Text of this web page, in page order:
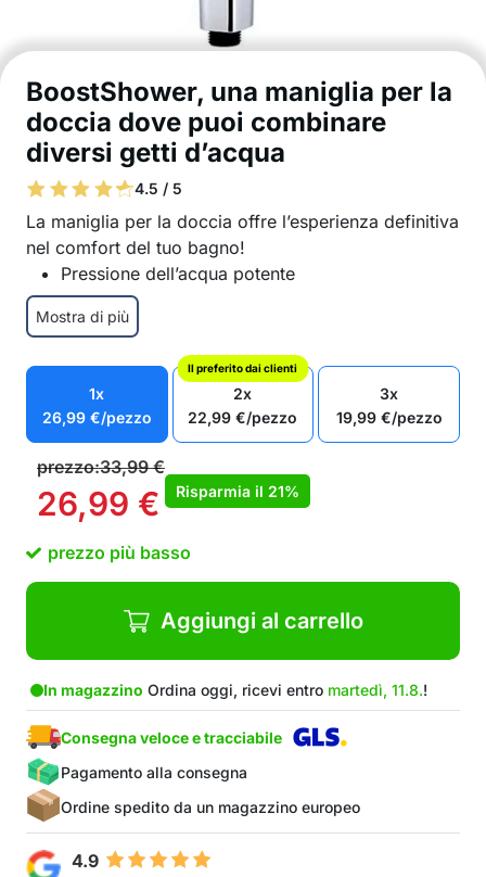
BoostShower, una maniglia per la
doccia dove puoi combinare
diversi getti d’acqua
4.5 / 5
La maniglia per la doccia offre l’esperienza definitiva
nel comfort del tuo bagno!
Pressione dell’acqua potente
3 diversi getti d’acqua
Puoi combinare i getti d’acqua
Cambia semplicemente i getti premendo un
pulsante sul braccio della doccia
Riduzione del consumo di acqua
Maniglia ergonomica, per un uso comodo e
facile
Materiali di alta qualità garantiscono lunga
durata e resistenza alla corrosione
maggior parte dei tubi da doccia standard
Nel pacchetto: 1x Maniglia per doccia
BoostShower
Mostra di più
1x
26,99 €/pezzo
Il preferito dai clienti
2x
22,99€/pezzo
3x
19,99 €/pezzo
prezzo:33,99€
26,99 € Risparmia il 21%
prezzo più basso
Aggiungi al carrello
In magazzino Ordina oggi, ricevi entro martedì, 11.8.!
Consegna veloce e tracciabile
Pagamento alla consegna
Ordine spedito da un magazzino europeo
4.9